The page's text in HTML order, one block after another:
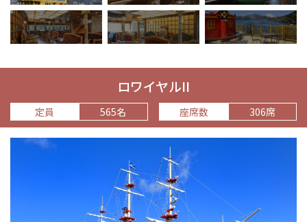
ロワイヤルII
定員 565名 座席数 306席